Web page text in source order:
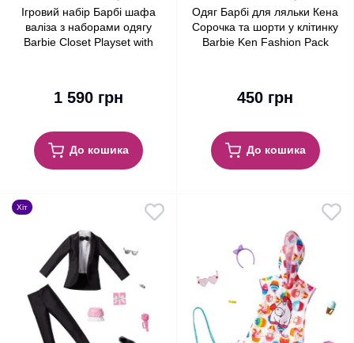
Ігровий набір Барбі шафа
валіза з наборами одягу
Barbie Closet Playset with
1 590 грн
До кошика
Одяг Барбі для ляльки Кена
Сорочка та шорти у клітинку
Barbie Ken Fashion Pack
450 грн
До кошика
Хіт